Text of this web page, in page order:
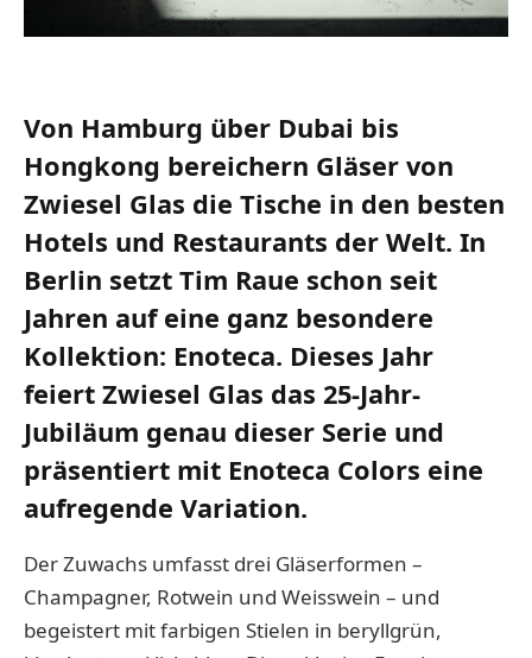
Von Hamburg über Dubai bis
Hongkong bereichern Gläser von
Zwiesel Glas die Tische in den besten
Hotels und Restaurants der Welt. In
Berlin setzt Tim Raue schon seit
Jahren auf eine ganz besondere
Kollektion: Enoteca. Dieses Jahr
feiert Zwiesel Glas das 25-Jahr-
Jubiläum genau dieser Serie und
präsentiert mit Enoteca Colors eine
aufregende Variation.
Der Zuwachs umfasst drei Gläserformen –
Champagner, Rotwein und Weisswein – und
begeistert mit farbigen Stielen in beryllgrün,